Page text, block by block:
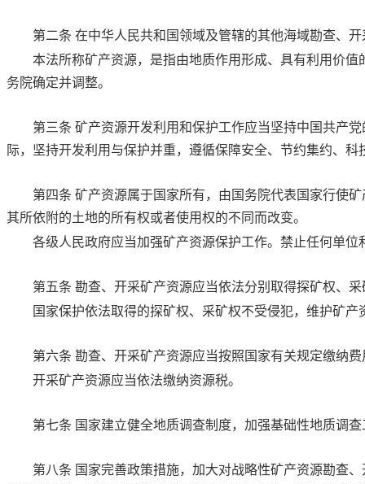
第二条 在中华人民共和国领域及管辖的其他海域勘查、
本法所称矿产资源，是指由地质作用形成、具有利用价
务院确定并调整。
第三条 矿产资源开发利用和保护工作应当坚持中国共产
际，坚持开发利用与保护并重，遵循保障安全、节约集约、
第四条 矿产资源属于国家所有，由国务院代表国家行使
其所依附的土地的所有权或者使用权的不同而改变。
各级人民政府应当加强矿产资源保护工作。禁止任何单
第五条 勘查、开采矿产资源应当依法分别取得探矿权、
国家保护依法取得的探矿权、采矿权不受侵犯，维护矿
第六条 勘查、开采矿产资源应当按照国家有关规定缴纳
开采矿产资源应当依法缴纳资源税。
第七条 国家建立健全地质调查制度，加强基础性地质调
第八条 国家完善政策措施，加大对战略性矿产资源勘查